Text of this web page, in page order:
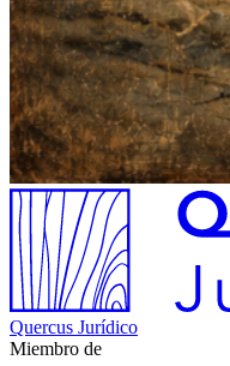
Quercus Jurídico
Miembro de